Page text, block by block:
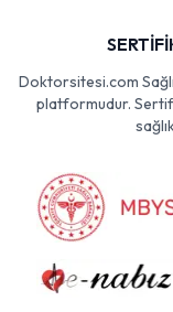
Doktorsitesi.com
platformudur.